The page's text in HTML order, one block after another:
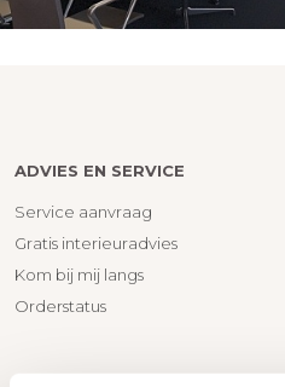
ADVIES EN SERVICE
Service aanvraag
Gratis interieuradvies
Kom bij mij langs
Orderstatus